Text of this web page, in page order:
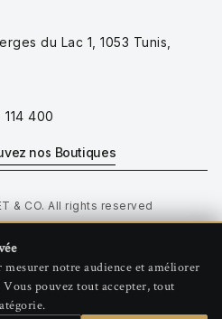
notre audience et améliorer
pouvez tout accepter, tout
du Lac 1, 1053 Tunis,
400
nos Boutiques
& CO. All rights reserved